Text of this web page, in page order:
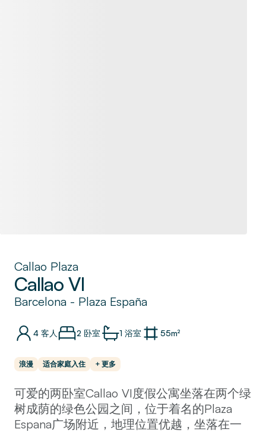
Callao Plaza
Callao VI
Barcelona - Plaza España
4 客人 2 卧室 1 浴室 55m²
浪漫 适合家庭入住 + 更多
可爱的两卧室Callao VI度假公寓坐落在两个绿
树成荫的绿色公园之间，位于着名的Plaza
Espana广场附近，地理位置优越，坐落在一